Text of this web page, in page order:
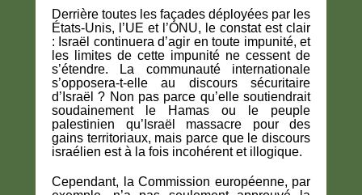
Derrière toutes les façades déployées par les
États-Unis, l’UE et l’ONU, le constat est clair
: Israël continuera d’agir en toute impunité, et
les limites de cette impunité ne cessent de
s’étendre. La communauté internationale
s’opposera-t-elle au discours sécuritaire
d’Israël ? Non pas parce qu’elle soutiendrait
soudainement le Hamas ou le peuple
palestinien qu’Israël massacre pour des
gains territoriaux, mais parce que le discours
israélien est à la fois incohérent et illogique.
Cependant, la Commission européenne, par